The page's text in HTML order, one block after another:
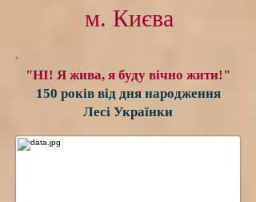
м. Києва
"НІ! Я жива, я буду вічно жити!"
150 років від дня народження
Лесі Українки